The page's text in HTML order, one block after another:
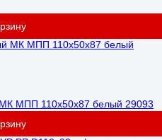
МПП 110x50x87 белый 29093